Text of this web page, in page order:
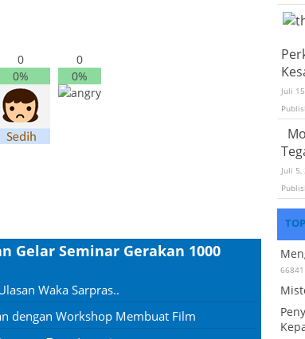
0
0%
0
0%
Gelar Seminar Gerakan 1000
Waka Sarpras..
dengan Workshop Membuat Film
Juli
Juli